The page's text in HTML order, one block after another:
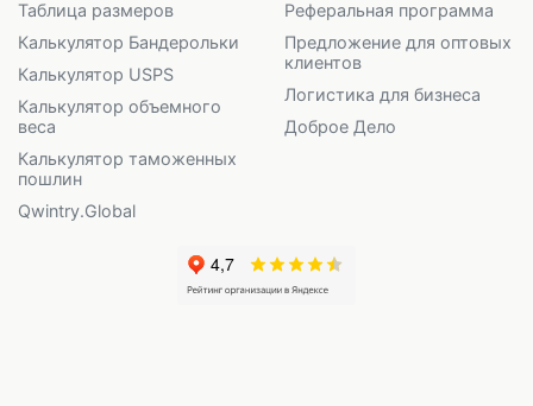
Таблица размеров
Калькулятор Бандерольки
Калькулятор USPS
Калькулятор объемного
веса
Калькулятор таможенных
пошлин
Qwintry.Global
Реферальная программа
Предложение для оптовых
клиентов
Логистика для бизнеса
Доброе Дело